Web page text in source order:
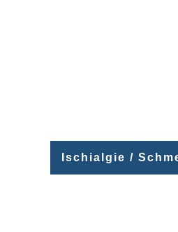
Ischialgie /